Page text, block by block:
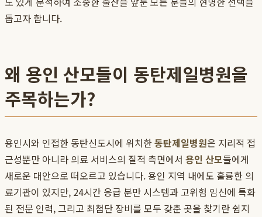
돕고자 합니다.
왜 용인 산모들이 동탄제일병원을
주목하는가?
용인시와 인접한 동탄신도시에 위치한동탄제일병원은 지리적 접
근성뿐만 아니라 의료 서비스의 질적 측면에서 용인 산모들에게
새로운 대안으로 떠오르고 있습니다. 용인 지역 내에도 훌륭한 의
료기관이 있지만, 24시간 응급 분만 시스템과 고위험 임신에 특화
된 전문 인력, 그리고 최첨단 장비를 모두 갖춘 곳을 찾기란 쉽지